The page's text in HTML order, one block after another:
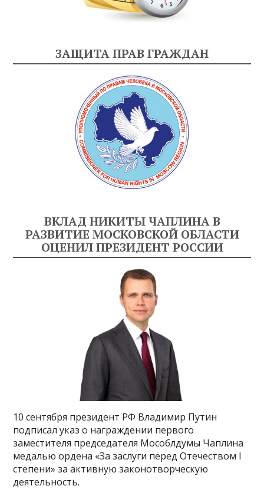
ЗАЩИТА ПРАВ ГРАЖДАН
ВКЛАД НИКИТЫ ЧАПЛИНА В
РАЗВИТИЕ МОСКОВСКОЙ ОБЛАСТИ
ОЦЕНИЛ ПРЕЗИДЕНТ РОССИИ
10 сентября президент РФ Владимир Путин
подписал указ о награждении первого
заместителя председателя Мособлдумы Чаплина
медалью ордена «За заслуги перед Отечеством I
степени» за активную законотворческую
деятельность.